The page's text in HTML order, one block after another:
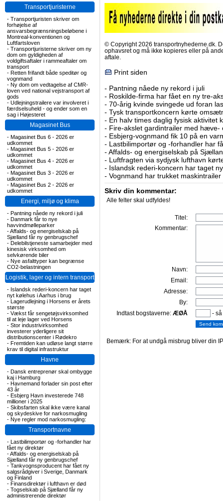
Transportjuristerne
- Transportjuristen skriver om
forhøjelse af
ansvarsbegrænsningsbeløbene i
Montreal-konventionen og
Luftfartsloven
- Transportjuristerne skriver om ny
dom om gyldigheden af
voldgiftsaftaler i rammeaftaler om
transport
- Retten frifandt både speditør og
vognmand
- Ny dom om vedtagelse af CMR-
loven ved national vejstransport af
gods
- Udlejningstrailere var involveret i
færdselsuheld - og ender som en
sag i Højesteret
Magasinet Bus
- Magasinet Bus 6 - 2026 er
udkommet
- Magasinet Bus 5 - 2026 er
udkommet
- Magasinet Bus 4 - 2026 er
udkommet
- Magasinet Bus 3 - 2026 er
udkommet
- Magasinet Bus 2 - 2026 er
udkommet
Energi, miljø og klima
- Pantning nåede ny rekord i juli
- Danmark får to nye
havvindmølleparker
-Affalds- og energiselskab på
Sjælland får ny genbrugschef
- Delebilstjeneste samarbejder med
kinesisk virksomhed om
selvkørende biler
- Nye asfalttyper kan begrænse
CO2-belastningen
Logistik, lager og intern transport
- Islandsk rederi-koncern har taget
nyt kølehus i Aarhus i brug
- Lagerudlejning i Horsens er årets
største
- Vækst får sengetøjsvirksomhed
til at leje lager ved Horsens
- Stor industrivirksomhed
investerer yderligere sit
distributionscenter i Rødekro
- Fremtiden kan udløse langt større
krav til digital infrastruktur
Havne
- Dansk entreprenør skal ombygge
kaj i Hamburg
- Havnemand forlader sin post efter
43 år
- Esbjerg Havn investerede 748
millioner i 2025
- Skibsfarten skal ikke være kanal
og skydeskive for narkosmugling
- Nye regler mod narkosmugling:
Transportnavne
- Lastbilimportør og -forhandler har
fået ny direktør
-Affalds- og energiselskab på
Sjælland får ny genbrugschef
- Tankvognsproducent har fået ny
salgsrådgiver i Sverige, Danmark
og Finland
- Finansdirektør i lufthavn er død
- Togselskab på Sjælland får ny
administrerende direktør
© Copyright 2026 transportnyhederne.dk.
ophavsret og må ikke kopieres eller på
aftale.
Print siden
- Pantning nåede ny rekord i juli
- Roskilde-firma har fået en ny tre-
- 70-årig kvinde svingede ud foran
- Tysk transportkoncern kørte
- En halv times daglig fysisk aktivitet
- Fire-akslet gardintrailer med hæve-
- Esbjerg-vognmand fik 10 på en
- Lastbilimportør og -forhandler har
- Affalds- og energiselskab på
- Luftfragten via sydjysk lufthavn
- Islandsk rederi-koncern har taget
- Vognmand har trukket
Skriv din kommentar:
Alle felter skal udfyldes!
Titel:
Kommentar:
Navn:
Email:
Adresse:
By:
Indtast bogstaverne: ÆØÅ -
Bemærk: For at undgå misbrug bliver din